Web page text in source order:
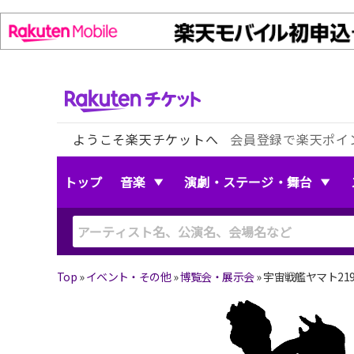
ようこそ楽天チケットへ 会員登録で楽天ポ
トップ 音楽 演劇・ステージ・舞台
Top »イベント・その他»博覧会・展示会»宇宙戦艦ヤマト